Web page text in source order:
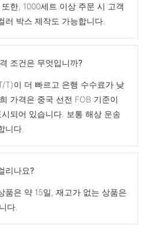
한, 1000세트 이상 주문 시 고객
러 박스 제작도 가능합니다.
조건은 무엇입니까?
T)이 더 빠르고 은행 수수료가 낮
가격은 중국 선전 FOB 기준이
되어 있습니다. 보통 해상 운송
니다.
리나요?
품은 약 15일, 재고가 없는 상품은
다.